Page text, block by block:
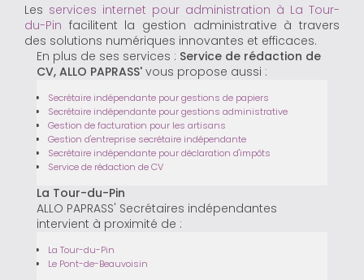
Les services internet pour administration à La Tour-
du-Pin facilitent la gestion administrative à travers
des solutions numériques innovantes et efficaces.
En plus de ses services : Service de rédaction de
CV, ALLO PAPRASS' vous propose aussi :
Secrétaire indépendante pour gestions de papiers
Secrétaire indépendante pour gestions administrative
Gestion de facturation pour les artisans
Gestion d'entreprise secrétaire indépendante
Secrétaire indépendante pour déclaration d'impôts
Service de rédaction de CV
La Tour-du-Pin
ALLO PAPRASS' Secrétaires indépendantes
intervient à proximité de :
La Tour-du-Pin
Le Pont-de-Beauvoisin